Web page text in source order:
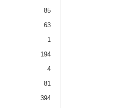
85
63
1
194
4
81
394